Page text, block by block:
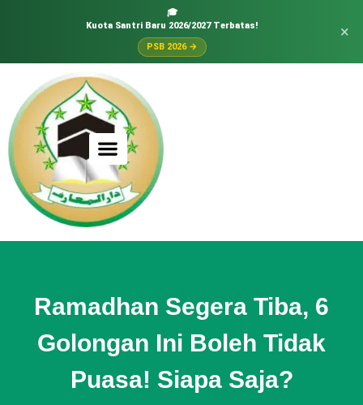
🎓
Kuota Santri Baru 2026/2027 Terbatas!
PSB 2026 →
×
Ramadhan Segera Tiba, 6
Golongan Ini Boleh Tidak
Puasa! Siapa Saja?